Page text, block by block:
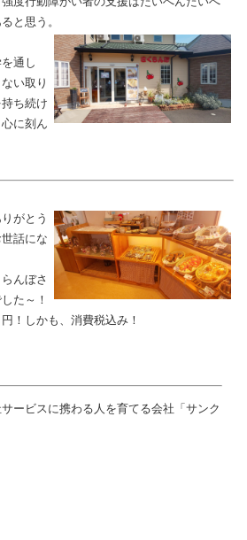
と思う。
通し
い取り
ち続け
に刻ん
がとう
話にな
んぼさ
た～！
！しかも、消費税込み！
ービスに携わる人を育てる会社「サンク